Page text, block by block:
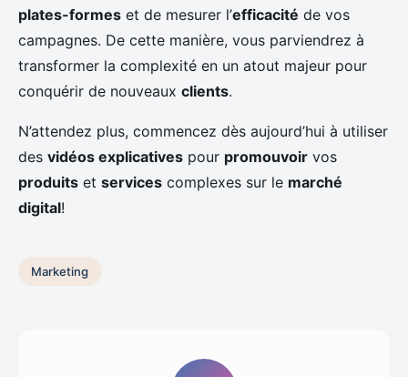
plates-formes et de mesurer l’efficacité de vos
campagnes. De cette manière, vous parviendrez à
transformer la complexité en un atout majeur pour
conquérir de nouveaux clients.
N’attendez plus, commencez dès aujourd’hui à utiliser
des vidéos explicatives pour promouvoir vos
produits et services complexes sur le marché
digital!
Marketing